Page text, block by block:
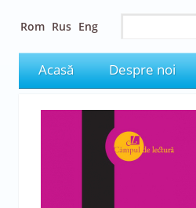
Rom Rus Eng
Acasă Despre noi